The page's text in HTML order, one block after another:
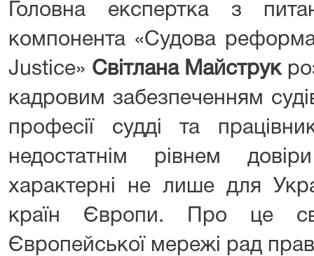
Головна експертка з
компонента «Судова
Justice» Світлана Майструк
кадровим забезпеченням
професії судді та
недостатнім рівнем
характерні не лише для
країн Європи. Про це
Європейської мережі рад